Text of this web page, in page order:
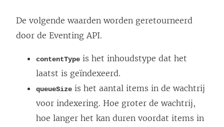
w
v
n
s
t
e
r
De volgende waarden worden geretourneerd
door de Eventing API.
contentType is het inhoudstype dat het
laatst is geïndexeerd.
queueSize is het aantal items in de wachtrij
voor indexering. Hoe groter de wachtrij,
hoe langer het kan duren voordat items in